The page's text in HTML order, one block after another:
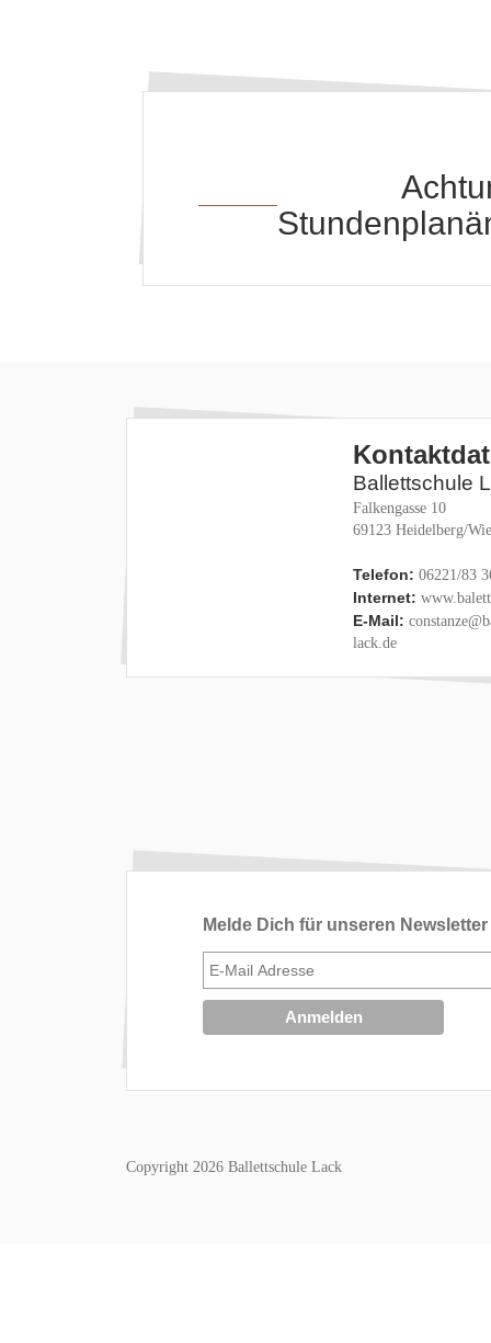
Ballettschule
Falkengasse 10
69123 Heidelberg/
Telefon: 06221/83
Internet:
E-Mail:
lack.de
Melde Dich für unseren
Copyright 2026 Ballettschule Lack